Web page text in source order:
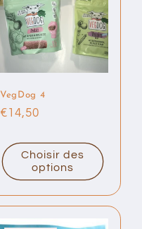
VegDog 4
Prix
€14,50
Choisir des
options